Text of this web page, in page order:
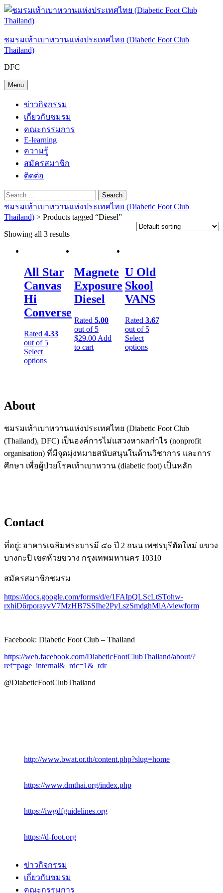
Skip
to
content
ชมรมเท้าเบาหวานแห่งประเทศไทย (Diabetic Foot Club
Thailand)
DFC
Menu
ข่าวกิจกรรม
เกี่ยวกับชมรม
คณะกรรมการ
E-learning
ความรู้
สมัครสมาชิก
ติดต่อ
Search
Search
Close
Search
for:
Search
ชมรมเท้าเบาหวานแห่งประเทศไทย (Diabetic Foot Club
Thailand) > Products tagged “Diesel”
Showing all 3 results
All Star
Canvas
Hi
Converse
Rated 4.33
out of 5
Select
options
Magnete
Exposure
Diesel
Rated5.00
out of 5
$29.00 Add
to cart
U Old
Skool
VANS
Rated 3.67
out of 5
Select
options
About
ชมรมเท้าเบาหวานแห่งประเทศไทย (Diabetic Foot Club
(Thailand), DFC) เป็นองค์การไม่แสวงหาผลกำไร (nonprofit
organisation) ที่มีจุดมุ่งหมายสนับสนุนในด้านวิชาการ และการ
ศึกษา เพื่อผู้ป่วยโรคเท้าเบาหวาน (diabetic foot) เป็นหลัก
Contact
ที่อยู่: อาคารเฉลิมพระบารมี ๕๐ ปี 2 ถนน เพชรบุรีตัดใหม่ แขวง
บางกะปิ เขตห้วยขวาง กรุงเทพมหานคร 10310
สมัครสมาชิกชมรม
https://docs.google.com/forms/d/e/1FAIpQLScLtSTohw-
rxhiD6rporayvV7MzHB7SSIhe2PyLszSmdghMiA/viewform
Facebook: Diabetic Foot Club – Thailand
https://web.facebook.com/DiabeticFootClubThailand/about/?
ref=page_internal&_rdc=1&_rdr
@DiabeticFootClubThailand
http://www.bwat.or.th/content.php?slug=home
https://www.dmthai.org/index.php
https://iwgdfguidelines.org
https://d-foot.org
ข่าวกิจกรรม
เกี่ยวกับชมรม
คณะกรรมการ